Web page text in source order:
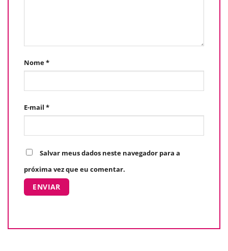
Nome*
E-mail *
Salvar meus dados neste navegador para a
próxima vez que eu comentar.